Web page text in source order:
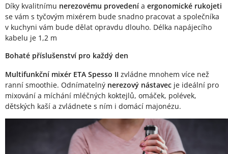
Díky kvalitnímu nerezovému provedení a ergonomické rukojeti
se vám s tyčovým mixérem bude snadno pracovat a společníka
v kuchyni vám bude dělat opravdu dlouho. Délka napájecího
kabelu je 1,2 m
Bohaté příslušenství pro každý den
Multifunkční mixér ETA Spesso II zvládne mnohem více než
ranní smoothie. Odnímatelný nerezový nástavec je ideální pro
mixování a míchání mléčných koktejlů, omáček, polévek,
dětských kaší a zvládnete s ním i domácí majonézu.